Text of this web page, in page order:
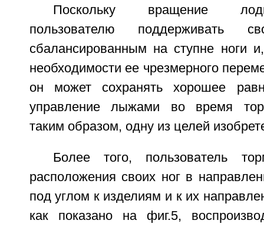
Поскольку вращение
пользователю поддерживать
сбалансированным на ступне ноги
необходимости ее чрезмерного
он может сохранять хорошее
управление лыжами во время
таким образом, одну из целей
Более того, пользователь
расположения своих ног в
под углом к изделиям и к их
как показано на фиг.5,